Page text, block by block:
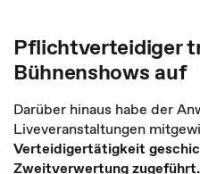
Pflichtverteidiger
Bühnenshows auf
Darüber hinaus habe der
Liveveranstaltungen
Verteidigertätigkeit
Zweitverwertung zugeführt.